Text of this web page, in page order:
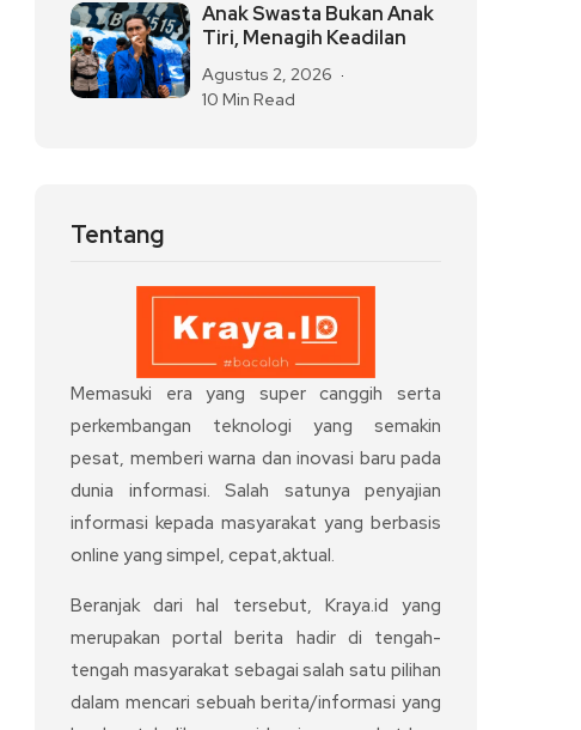
Anak Swasta Bukan Anak
Tiri, Menagih Keadilan
Agustus 2, 2026
10 Min Read
Tentang
Memasuki era yang super canggih serta
perkembangan teknologi yang semakin
pesat, memberi warna dan inovasi baru pada
dunia informasi. Salah satunya penyajian
informasi kepada masyarakat yang berbasis
online yang simpel, cepat,aktual.
Beranjak dari hal tersebut, Kraya.id yang
merupakan portal berita hadir di tengah-
tengah masyarakat sebagai salah satu pilihan
dalam mencari sebuah berita/informasi yang